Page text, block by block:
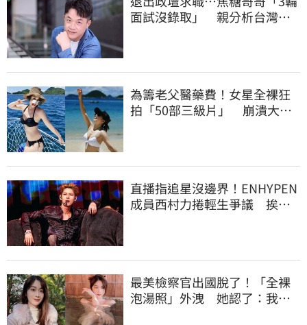
面試沒錄取」 親分析台灣職
為籌老父醫藥費！女星全裸狂
拍「50部三級片」 崩潰大
直播指追星沒邊界！ENHYPEN
成員西村力捲輕生爭議 挨
最美檢察官出國脫了！「全裸
泡湯照」外洩 她認了：我一